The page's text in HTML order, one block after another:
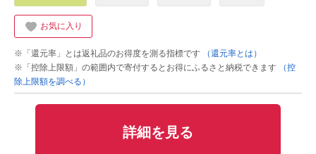
お気に入り
※「還元率」とは返礼品のお得度を測る指標です
（還元率とは）
※「控除上限額」の範囲内で寄付するとお得にふるさと納税できます
（控
除上限額を調べる）
詳細を見る